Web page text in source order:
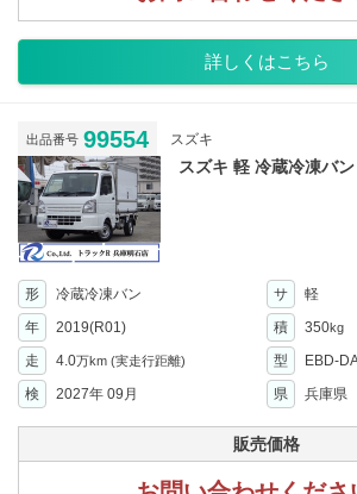
詳しくはこちら
出品番号 99554 スズキ
スズキ 軽 冷蔵冷凍バ
形 冷蔵冷凍バン サ
軽
年
2019(R01) 積 350kg
走 4.0万km (実走行距離) 型
EBD-
検
2027年 09月 県 兵庫県
販売価格